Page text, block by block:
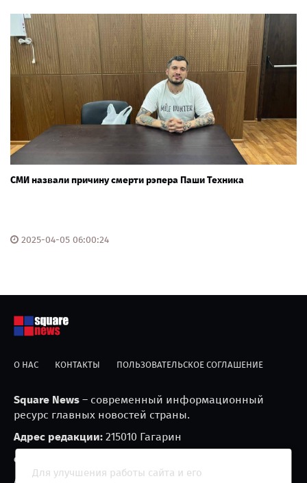
СМИ назвали причину смерти рэпера Паши Техника
2025-04-05 06:00:24
О НАС КОНТАКТЫ ПОЛЬЗОВАТЕЛЬСКОЕ СОГЛАШЕНИЕ
Square News – современный информационный
ресурс главных новостей страны.
Адрес редакции: 215010 Гагарин
e-mail:
Для улучшения работы сайта и его